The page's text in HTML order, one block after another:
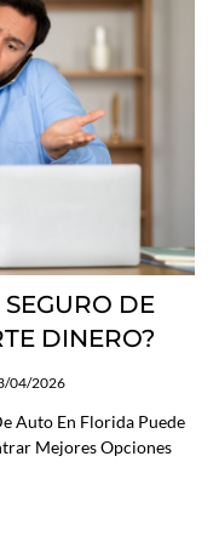
DE
DINERO?
04/2026
Auto En Florida Puede
Mejores Opciones